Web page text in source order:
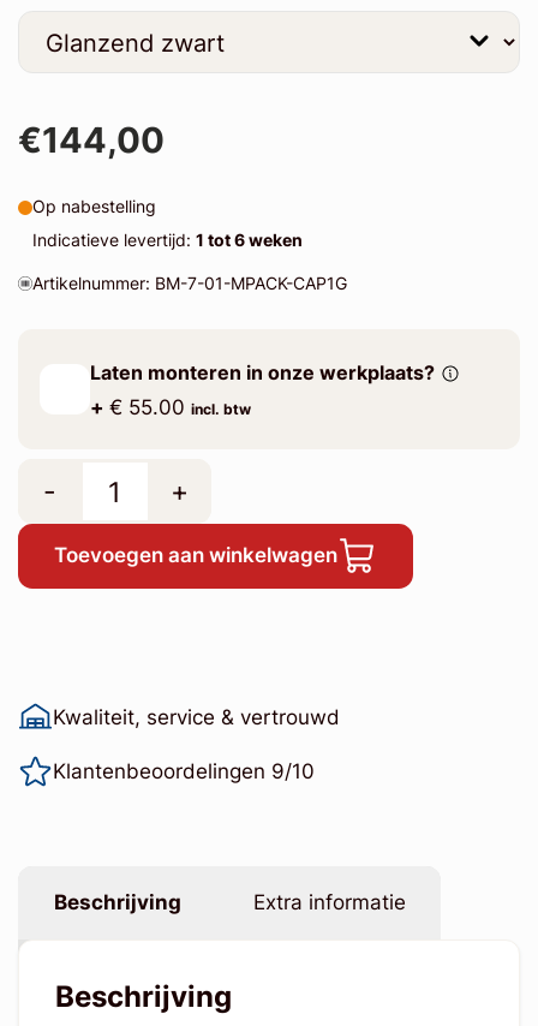
€144,00
Op nabestelling
Indicatieve levertijd: 1 tot 6 weken
Artikelnummer: BM-7-01-MPACK-CAP1G
Laten monteren in onze werkplaats?
+ € 55.00 incl. btw
- +
Toevoegen aan winkelwagen
Kwaliteit, service & vertrouwd
Klantenbeoordelingen 9/10
Beschrijving Extra informatie
Beschrijving